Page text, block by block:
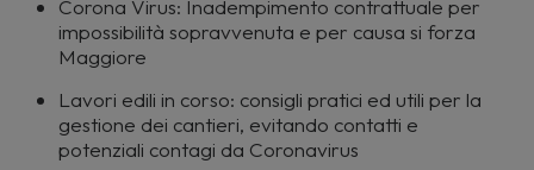
Corona Virus: Inadempimento contrattuale per
impossibilità sopravvenuta e per causa si forza
Maggiore
Lavori edili in corso: consigli pratici ed utili per la
gestione dei cantieri, evitando contatti e
potenziali contagi da Coronavirus